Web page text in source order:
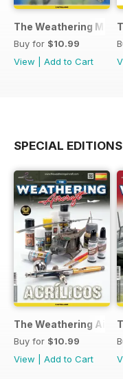
The Weathering
Buy for $10.99
View
Add to Cart
SPECIAL EDITIONS
The Weathering
Buy for $10.99
View
Add to Cart